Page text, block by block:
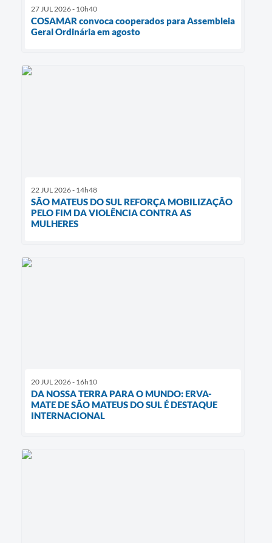
27 JUL 2026 - 10h40
COSAMAR convoca cooperados para Assembleia
Geral Ordinária em agosto
22 JUL 2026 - 14h48
SÃO MATEUS DO SUL REFORÇA MOBILIZAÇÃO
PELO FIM DA VIOLÊNCIA CONTRA AS
MULHERES
20 JUL 2026 - 16h10
DA NOSSA TERRA PARA O MUNDO: ERVA-
MATE DE SÃO MATEUS DO SUL É DESTAQUE
INTERNACIONAL